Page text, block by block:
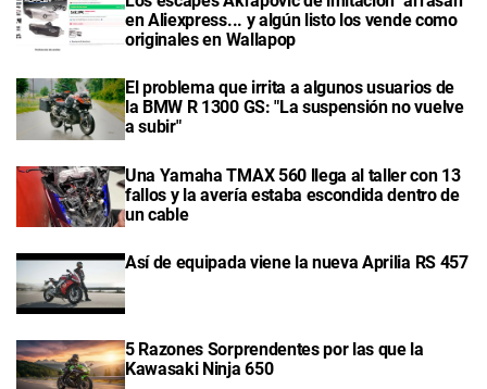
en Aliexpress... y algún listo los vende como
originales en Wallapop
El problema que irrita a algunos usuarios de
la BMW R 1300 GS: "La suspensión no vuelve
a subir"
Una Yamaha TMAX 560 llega al taller con 13
fallos y la avería estaba escondida dentro de
un cable
Así de equipada viene la nueva Aprilia RS 457
5 Razones Sorprendentes por las que la
Kawasaki Ninja 650